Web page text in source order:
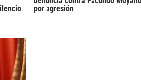
por agresión